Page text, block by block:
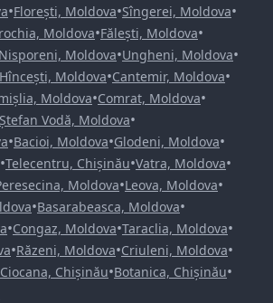
•Florești, Moldova•Sîngerei, Moldova•
Moldova•Fălești, Moldova•
Nisporeni, Moldova•Ungheni, Moldova•
Hîncești, Moldova•Cantemir, Moldova•
Moldova•Comrat, Moldova•
Ștefan Vodă, Moldova•
•Bacioi, Moldova•Glodeni, Moldova•
•Telecentru, Chișinău•Vatra, Moldova•
Moldova•Leova, Moldova•
•Basarabeasca, Moldova•
•Congaz, Moldova•Taraclia, Moldova•
•Răzeni, Moldova•Criuleni, Moldova•
Ciocana, Chișinău•Botanica, Chișinău•